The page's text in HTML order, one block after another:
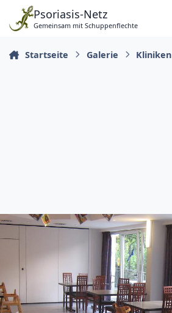
Zu Inhalt springen
Psoriasis-Netz
Gemeinsam mit Schuppenflechte
Startseite Galerie Kliniken